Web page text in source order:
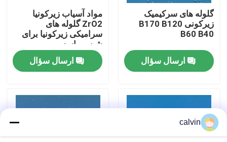
تماس با ما
رسانه انفجار سرامیکی
ساینده سرامیک بلاستینگ
گلوله های سرکیمیک
زیرکونی B170 B120
B60 B40
ارسال سؤال
مواد آسیاب زیرکونیا
ZrO2 گلوله های
سرامیکی زیرکونیا برای
شن و ماسه
ارسال سؤال
calvin